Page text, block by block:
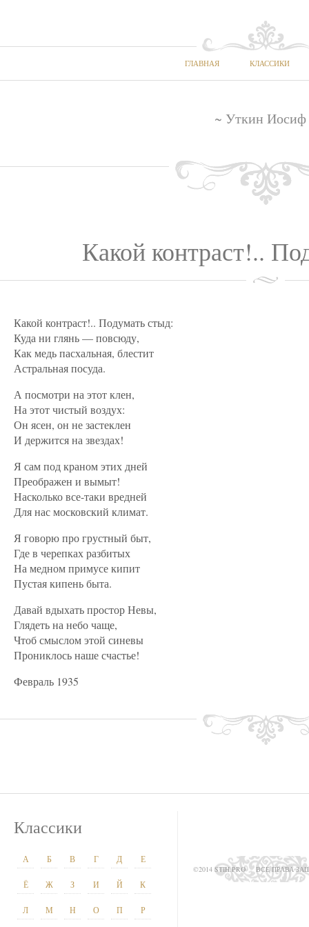
ГЛАВНАЯ КЛАССИКИ
~ Уткин Иосиф
Какой контраст!..
Какой контраст!.. Подумать стыд:
Куда ни глянь — повсюду,
Как медь пасхальная, блестит
Астральная посуда.
А посмотри на этот клен,
На этот чистый воздух:
Он ясен, он не застеклен
И держится на звездах!
Я сам под краном этих дней
Преображен и вымыт!
Насколько все-таки вредней
Для нас московский климат.
Я говорю про грустный быт,
Где в черепках разбитых
На медном примусе кипит
Пустая кипень быта.
Давай вдыхать простор Невы,
Глядеть на небо чаще,
Чтоб смыслом этой синевы
Прониклось наше счастье!
Февраль 1935
Классики
А Б В Г Д Е
Ё Ж З И Й К
Л М Н О П Р
©2014 STIH.PRO ВСЕ ПРАВА